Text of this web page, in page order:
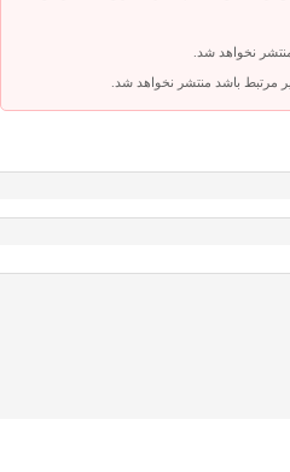
نخواهد شد.
مرتبط باشد منتشر نخواهد شد.